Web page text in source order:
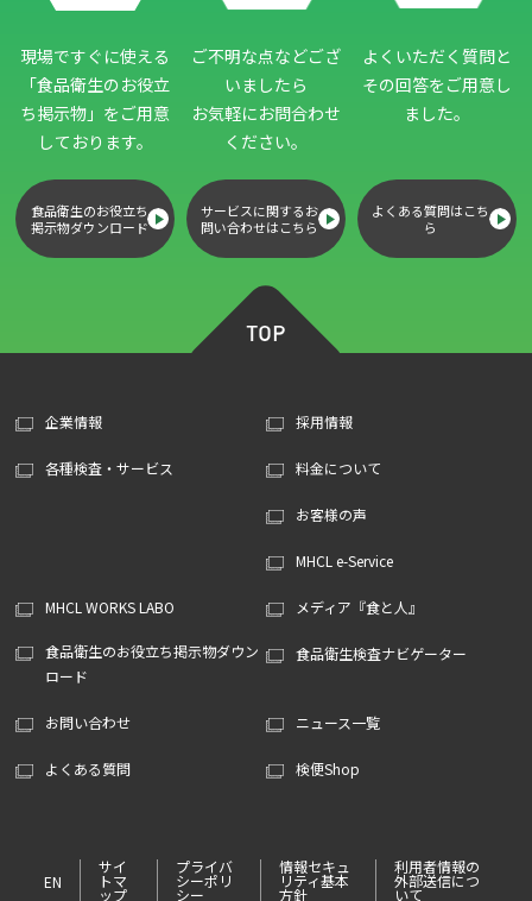
現場ですぐに使える
「食品衛生のお役立
ち掲示物」 をご用意
しております。
食品衛生のお役立ち
掲示物ダウンロード
ご不明な点などござ
いましたら
お気軽にお問合わせ
ください。
サービスに関するお
問い合わせはこちら
よくいただく質問と
その回答をご用意し
ました。
よくある質問はこち
ら
企業情報 採用情報
各種検査・サービス 料金について
お客様の声
MHCL e-Service
MHCL WORKS LABO メディア『食と人』
食品衛生のお役立ち掲示物ダウン
ロード
食品衛生検査ナビゲーター
お問い合わせ ニュース一覧
よくある質問 検便Shop
EN
サイ
トマ
ップ
プライバ
シーポリ
シー
情報セキュ
リティ基本
方針
利用者情報の
外部送信につ
いて